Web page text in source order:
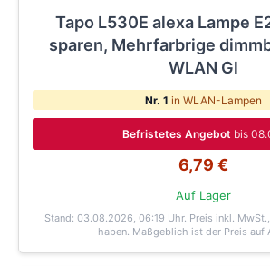
Tapo L530E alexa Lampe
sparen, Mehrfarbrige
WLAN Gl
Nr. 1 in WLAN-Lampen
Befristetes Angebot bis
6,79 €
Auf Lager
Stand: 03.08.2026, 06:19 Uhr. Preis inkl.
haben. Maßgeblich ist der Preis auf